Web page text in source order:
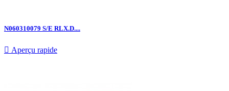
N060310079 S/E RLX.D....
 Aperçu rapide